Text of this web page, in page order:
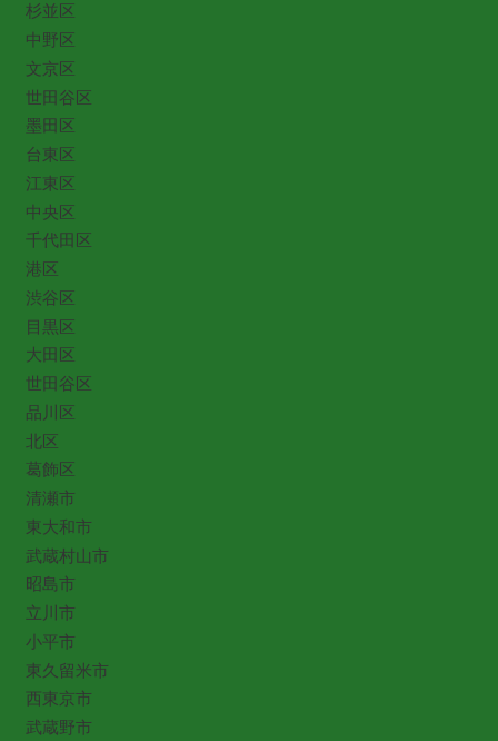
杉並区
中野区
文京区
世田谷区
墨田区
台東区
江東区
中央区
千代田区
港区
渋谷区
目黒区
大田区
世田谷区
品川区
北区
葛飾区
清瀬市
東大和市
武蔵村山市
昭島市
立川市
小平市
東久留米市
西東京市
武蔵野市